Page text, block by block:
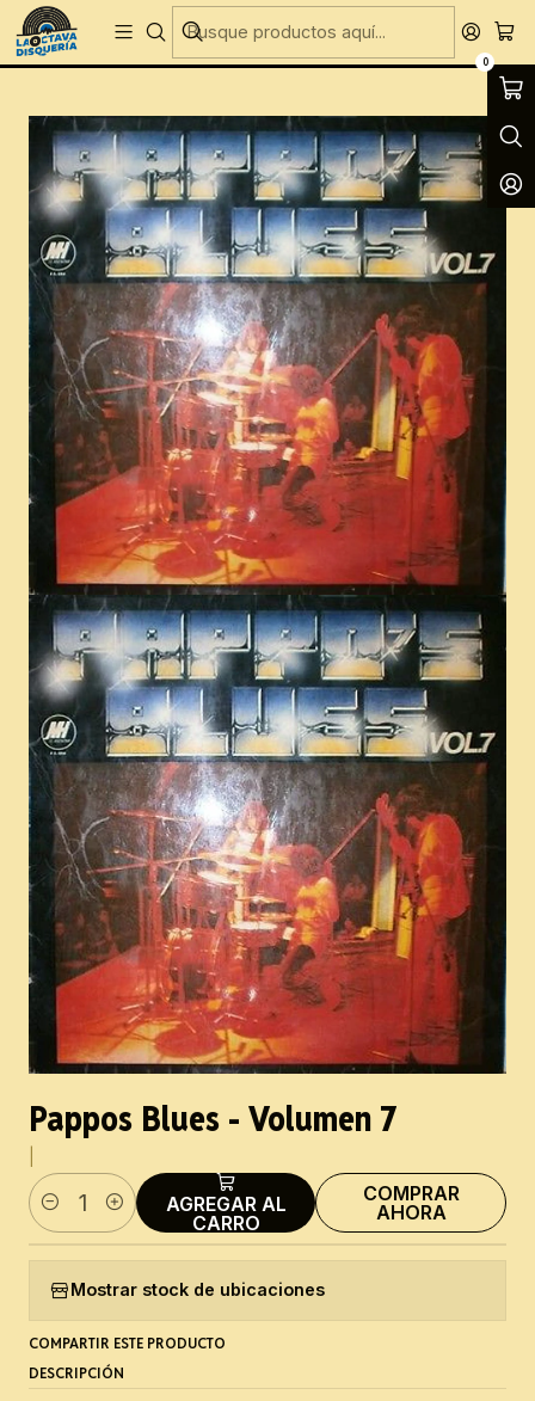
0
Entregas Gratis todos los días en Concepción
Inicio Vinilos Vinilos Nuevo Pappos Blues - Volumen 7
Pappos Blues - Volumen 7
Cantidad
AGREGAR AL
CARRO
COMPRAR
AHORA
Mostrar stock de ubicaciones
COMPARTIR ESTE PRODUCTO
DESCRIPCIÓN